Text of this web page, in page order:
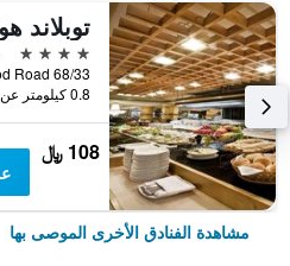
4 نجوم
0.8 كيلومتر عن وسط المدينة
108 ﷼
مشاهدة الفنادق الأخرى الموصى بها